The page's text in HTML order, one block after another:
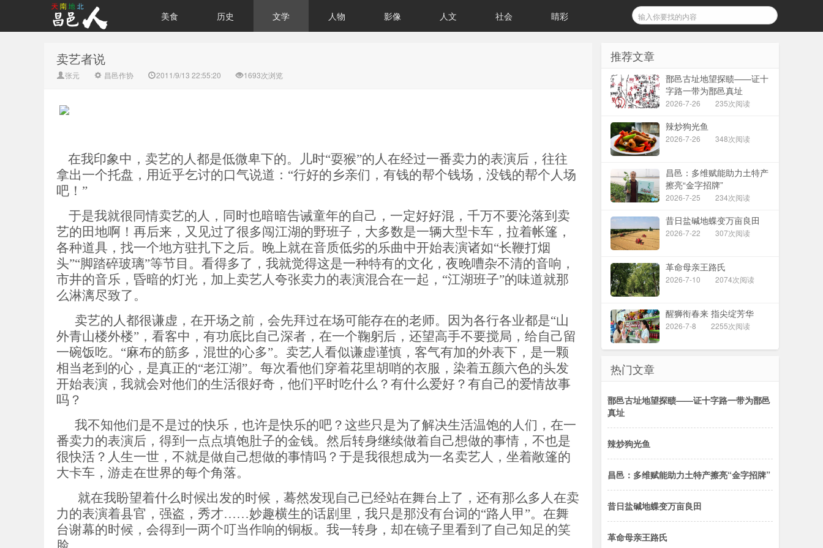
美食 历史 文学 人物 影像 人文 社会 睛彩
卖艺者说
张元 昌邑作协 2011/9/13 22:55:20 1693次浏览
在我印象中，卖艺的人都是低微卑下的。儿时“耍猴”的人在经过一番卖力的表演后，往往
拿出一个托盘，用近乎乞讨的口气说道：“行好的乡亲们，有钱的帮个钱场，没钱的帮个人场
吧！”
于是我就很同情卖艺的人，同时也暗暗告诫童年的自己，一定好好混，千万不要沦落到卖
艺的田地啊！再后来，又见过了很多闯江湖的野班子，大多数是一辆大型卡车，拉着帐篷，
各种道具，找一个地方驻扎下之后。晚上就在音质低劣的乐曲中开始表演诸如“长鞭打烟
头”“脚踏碎玻璃”等节目。看得多了，我就觉得这是一种特有的文化，夜晚嘈杂不清的音响，
市井的音乐，昏暗的灯光，加上卖艺人夸张卖力的表演混合在一起，“江湖班子”的味道就那
么淋漓尽致了。
卖艺的人都很谦虚，在开场之前，会先拜过在场可能存在的老师。因为各行各业都是“山
外青山楼外楼”，看客中，有功底比自己深者，在一个鞠躬后，还望高手不要搅局，给自己留
一碗饭吃。“麻布的筋多，混世的心多”。卖艺人看似谦虚谨慎，客气有加的外表下，是一颗
相当老到的心，是真正的“老江湖”。每次看他们穿着花里胡哨的衣服，染着五颜六色的头发
开始表演，我就会对他们的生活很好奇，他们平时吃什么？有什么爱好？有自己的爱情故事
吗？
我不知他们是不是过的快乐，也许是快乐的吧？这些只是为了解决生活温饱的人们，在一
番卖力的表演后，得到一点点填饱肚子的金钱。然后转身继续做着自己想做的事情，不也是
很快活？人生一世，不就是做自己想做的事情吗？于是我很想成为一名卖艺人，坐着敞篷的
大卡车，游走在世界的每个角落。
就在我盼望着什么时候出发的时候，蓦然发现自己已经站在舞台上了，还有那么多人在卖
力的表演着县官，强盗，秀才……妙趣横生的话剧里，我只是那没有台词的“路人甲”。在舞
台谢幕的时候，会得到一两个叮当作响的铜板。我一转身，却在镜子里看到了自己知足的笑
推荐文章
鄑邑古址地望探赜——证十
字路一带为鄑邑真址
2026-7-26 235次阅读
辣炒狗光鱼
2026-7-26 348次阅读
昌邑：多维赋能助力土特产
擦亮“金字招牌”
2026-7-25 234次阅读
昔日盐碱地蝶变万亩良田
2026-7-22 307次阅读
革命母亲王路氏
2026-7-10 2074次阅读
醒狮衔春来 指尖绽芳华
2026-7-8 2255次阅读
热门文章
鄑邑古址地望探赜——证十字路一带为鄑邑
真址
辣炒狗光鱼
昌邑：多维赋能助力土特产擦亮“金字招牌”
昔日盐碱地蝶变万亩良田
革命母亲王路氏